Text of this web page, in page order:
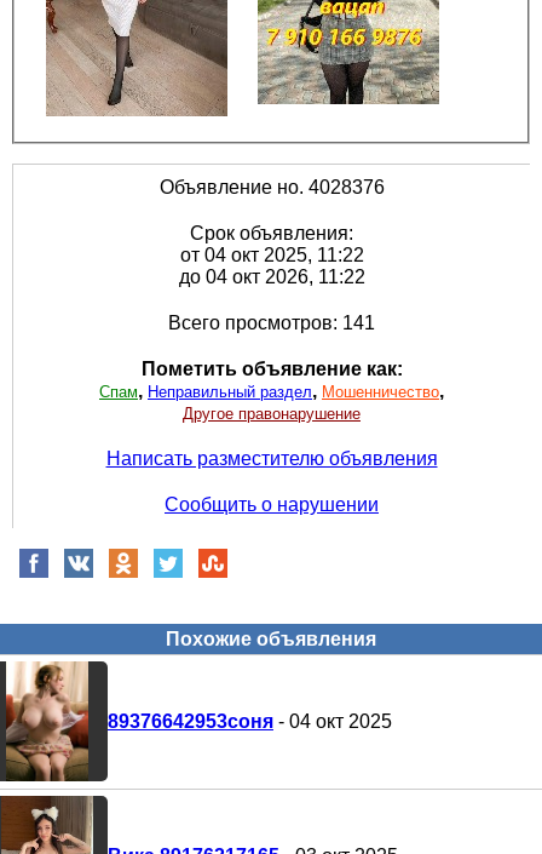
Объявление но. 4028376
Срок объявления:
от 04 окт 2025, 11:22
до 04 окт 2026, 11:22
Всего просмотров: 141
Пометить объявление как:
Спам, Неправильный раздел, Мошенничество,
Другое правонарушение
Написать разместителю объявления
Сообщить о нарушении
Похожие объявления
89376642953соня - 04 окт 2025